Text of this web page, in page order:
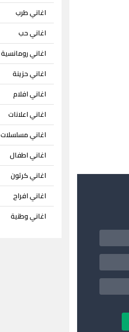
اغاني طرب
اغاني حب
اغاني رومانسية
اغاني حزينة
اغاني افلام
اغاني اعلانات
اغاني مسلسلات
اغاني اطفال
اغاني كرتون
اغاني افراح
اغاني وطنية